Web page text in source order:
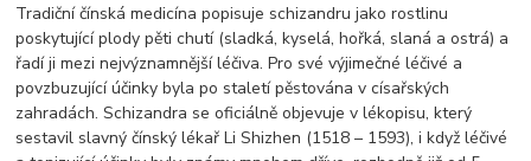
Tradiční čínská medicína popisuje schizandru jako rostlinu
poskytující plody pěti chutí (sladká, kyselá, hořká, slaná a ostrá) a
řadí ji mezi nejvýznamnější léčiva. Pro své výjimečné léčivé a
povzbuzující účinky byla po staletí pěstována v císařských
zahradách. Schizandra se oficiálně objevuje v lékopisu, který
sestavil slavný čínský lékař Li Shizhen (1518 – 1593), i když léčivé